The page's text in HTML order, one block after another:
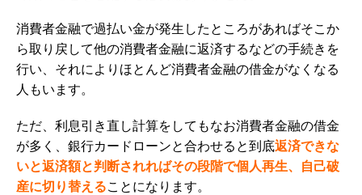
消費者金融で過払い金が発生したところがあればそこか
ら取り戻して他の消費者金融に返済するなどの手続きを
行い、それによりほとんど消費者金融の借金がなくなる
人もいます。
ただ、利息引き直し計算をしてもなお消費者金融の借金
が多く、銀行カードローンと合わせると到底返済できな
いと返済額と判断されればその段階で個人再生、自己破
産に切り替えることになります。